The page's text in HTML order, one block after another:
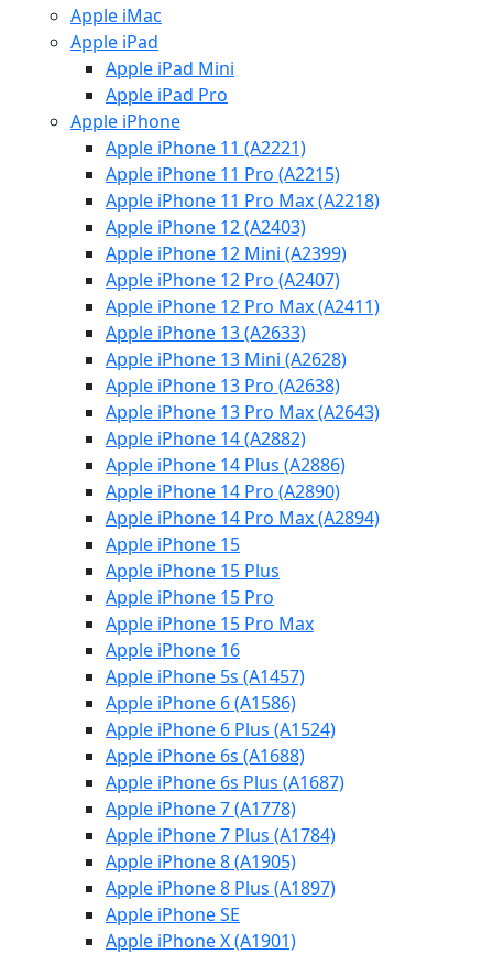
Apple iMac
Apple iPad
Apple iPad Mini
Apple iPad Pro
Apple iPhone
Apple iPhone 11 (A2221)
Apple iPhone 11 Pro (A2215)
Apple iPhone 11 Pro Max (A2218)
Apple iPhone 12 (A2403)
Apple iPhone 12 Mini (A2399)
Apple iPhone 12 Pro (A2407)
Apple iPhone 12 Pro Max (A2411)
Apple iPhone 13 (A2633)
Apple iPhone 13 Mini (A2628)
Apple iPhone 13 Pro (A2638)
Apple iPhone 13 Pro Max (A2643)
Apple iPhone 14 (A2882)
Apple iPhone 14 Plus (A2886)
Apple iPhone 14 Pro (A2890)
Apple iPhone 14 Pro Max (A2894)
Apple iPhone 15
Apple iPhone 15 Plus
Apple iPhone 15 Pro
Apple iPhone 15 Pro Max
Apple iPhone 16
Apple iPhone 5s (A1457)
Apple iPhone 6 (A1586)
Apple iPhone 6 Plus (A1524)
Apple iPhone 6s (A1688)
Apple iPhone 6s Plus (A1687)
Apple iPhone 7 (A1778)
Apple iPhone 7 Plus (A1784)
Apple iPhone 8 (A1905)
Apple iPhone 8 Plus (A1897)
Apple iPhone SE
Apple iPhone X (A1901)